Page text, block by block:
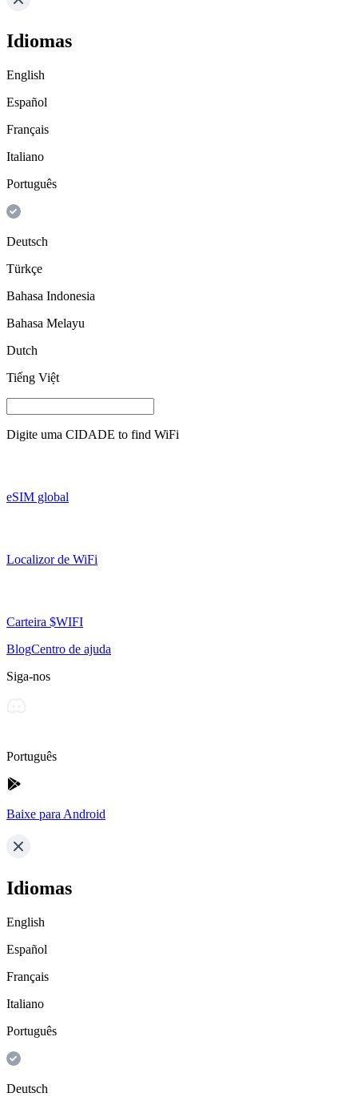
Idiomas
English
Español
Français
Italiano
Português
Deutsch
Türkçe
Bahasa Indonesia
Bahasa Melayu
Dutch
Tiếng Việt
Digite uma CIDADE to find WiFi
eSIM global
Localizor de WiFi
Carteira $WIFI
BlogCentro de ajuda
Siga-nos
Português
Baixe para Android
Idiomas
English
Español
Français
Italiano
Português
Deutsch